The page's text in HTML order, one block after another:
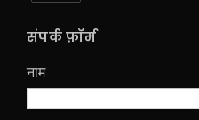
संपर्क फ़ॉर्म
नाम